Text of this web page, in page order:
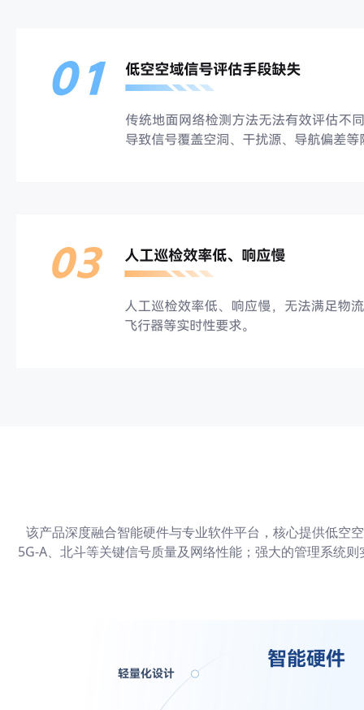
该产品深度融合智能硬件与专业软件平台，核心提供低空
5G-A、北斗等关键信号质量及网络性能；强大的管理系统